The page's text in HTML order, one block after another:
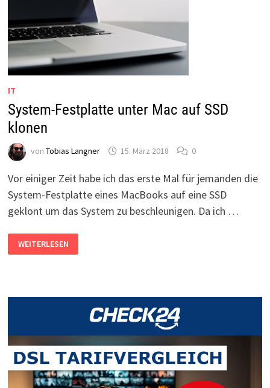
IT
System-Festplatte unter Mac auf SSD
klonen
von Tobias Langner 15. März 2018 0
Vor einiger Zeit habe ich das erste Mal für jemanden die
System-Festplatte eines MacBooks auf eine SSD
geklont um das System zu beschleunigen. Da ich …
SYSTEM-
FESTPLATTE
UNTER
WEITERLESEN